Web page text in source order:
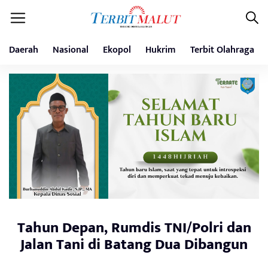
Daerah Nasional Ekopol Hukrim Terbit Olahraga
Tahun Depan, Rumdis TNI/Polri dan
Jalan Tani di Batang Dua Dibangun